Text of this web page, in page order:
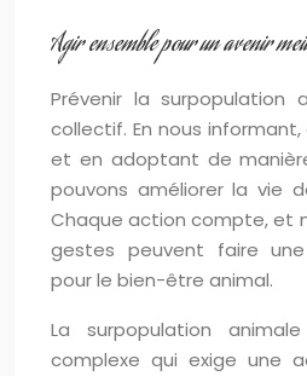
Agir ensemble pour un avenir
Prévenir la surpopulation
collectif. En nous
et en adoptant de
pouvons améliorer la vie
Chaque action compte, et
gestes peuvent faire
pour le bien-être animal.
La surpopulation
complexe qui exige une